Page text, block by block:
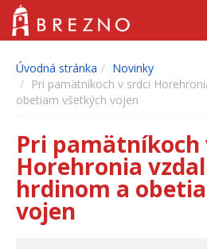
Úvodná stránka
Novinky
Pri pamätníkoch v srdci
obetiam všetkých vojen
Pri pamätníkoch
Horehronia
hrdinom a
vojen